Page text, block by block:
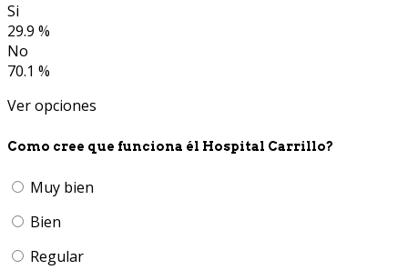
Si
29.9 %
No
70.1 %
Ver opciones
Como cree que funciona él Hospital Carrillo?
Muy bien
Bien
Regular